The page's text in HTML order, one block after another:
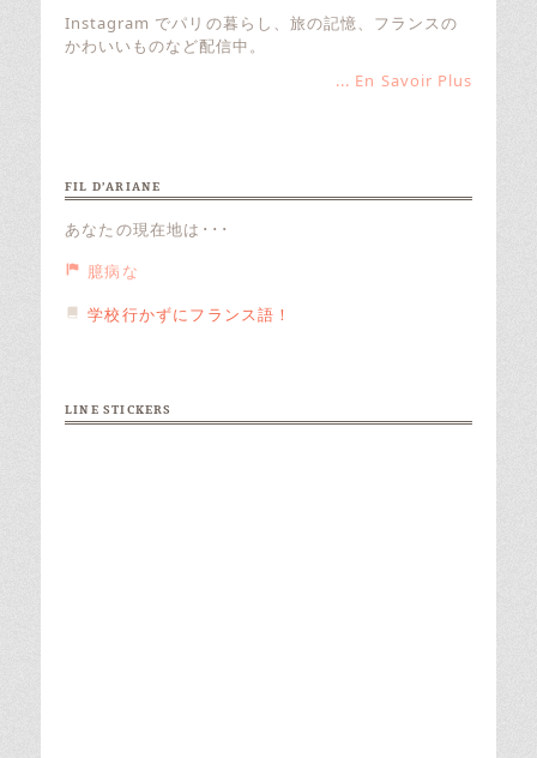
Instagram でパリの暮らし、旅の記憶、フランスの
かわいいものなど配信中。
... En Savoir Plus
FIL D’ARIANE
あなたの現在地は･･･
臆病な
学校行かずにフランス語！
LINE STICKERS